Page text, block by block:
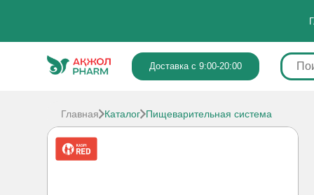
Доставка с 9:00-20:00
Главная Каталог Пищеварительная система